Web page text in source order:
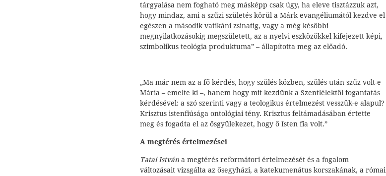
tárgyalása nem fogható meg másképp csak úgy, ha eleve tisztázzuk azt,
hogy mindaz, ami a szűzi születés körül a Márk evangéliumától kezdve el
egészen a második vatikáni zsinatig, vagy a még későbbi
megnyilatkozásokig megszületett, az a nyelvi eszközökkel kifejezett képi,
szimbolikus teológia produktuma” – állapította meg az előadó.
„Ma már nem az a fő kérdés, hogy szülés közben, szülés után szűz volt-e
Mária – emelte ki –, hanem hogy mit kezdünk a Szentlélektől fogantatás
kérdésével: a szó szerinti vagy a teologikus értelmezést vesszük-e alapul?
Krisztus istenfiúsága ontológiai tény. Krisztus feltámadásában értette
meg és fogadta el az ősgyülekezet, hogy ő Isten fia volt.”
A megtérés értelmezései
Tatai István a megtérés reformátori értelmezését és a fogalom
változásait vizsgálta az ősegyházi, a katekumenátus korszakának, a római